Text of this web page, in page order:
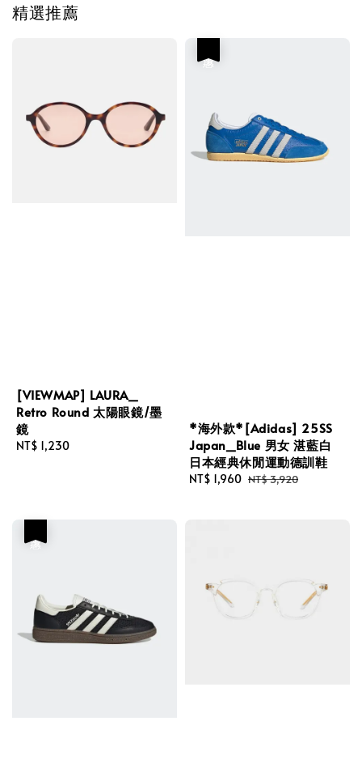
精選推薦
[VIEWMAP] LAURA_
Retro Round 太陽眼鏡/墨
鏡
Regular
NT$ 1,230
*海外款*[Adidas] 25SS
Japan_Blue 男女 湛藍白
日本經典休閒運動德訓鞋
Sale
NT$ 1,960 Regular
NT$ 3,920